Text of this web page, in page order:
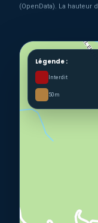
(OpenData). La hauteur
Légende :
Interdit
50m